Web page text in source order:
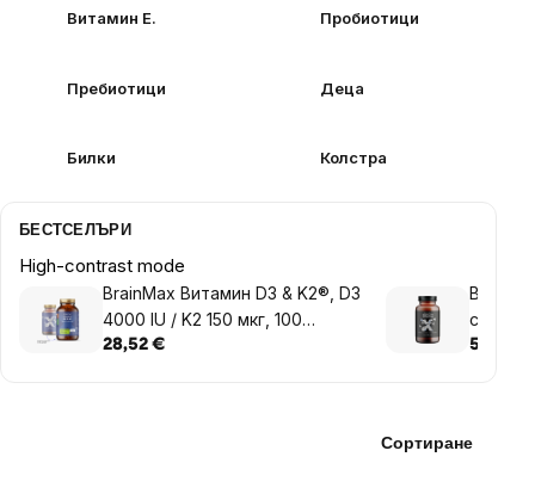
Витамин Е. Пробиотици
Пребиотици Деца
Билки Колстра
БЕСТСЕЛЪРИ
High-contrast mode
BrainMax Витамин D3 & K2®, D3
4000 IU / K2 150 мкг, 100
растителни капсули
28,52 € 57,09 €
Сортиране